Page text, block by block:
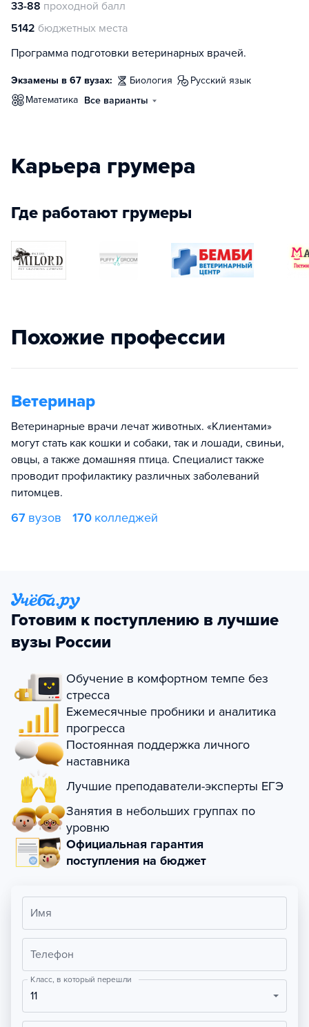
33-88 проходной балл
5142 бюджетных места
Программа подготовки ветеринарных врачей.
Экзамены в 67 вузах: биология
русский язык
математика Все варианты
Карьера грумера
Где работают грумеры
Похожие профессии
Ветеринар
Ветеринарные врачи лечат животных. «Клиентами»
могут стать как кошки и собаки, так и лошади, свиньи,
овцы, а также домашняя птица. Специалист также
проводит профилактику различных заболеваний
питомцев.
67 вузов 170 колледжей
Готовим к поступлению в лучшие
вузы России
Обучение в комфортном темпе без
стресса
Ежемесячные пробники и аналитика
прогресса
Постоянная поддержка личного
наставника
Лучшие преподаватели-эксперты ЕГЭ
Занятия в небольших группах по
уровню
Официальная гарантия
поступления на бюджет
Имя
Телефон
Класс, в который перешли
11